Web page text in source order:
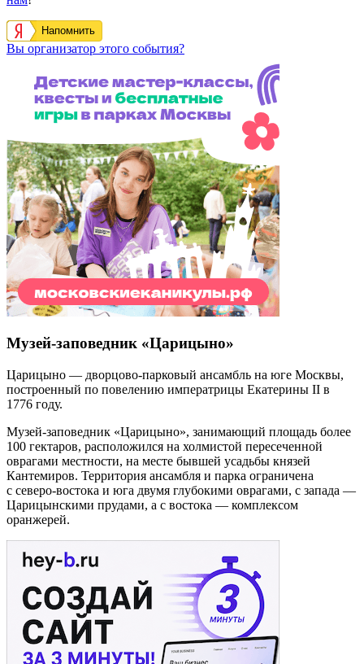
Напомнить
Вы организатор этого события?
Музей-заповедник «Царицыно»
Царицыно — дворцово-парковый ансамбль на юге Москвы,
построенный по повелению императрицы Екатерины II в
1776 году.
Музей-заповедник «Царицыно», занимающий площадь более
100 гектаров, расположился на холмистой пересеченной
оврагами местности, на месте бывшей усадьбы князей
Кантемиров. Территория ансамбля и парка ограничена
с северо-востока и юга двумя глубокими оврагами, с запада —
Царицынскими прудами, а с востока — комплексом
оранжерей.